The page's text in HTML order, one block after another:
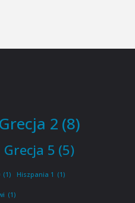
Grecja 2 (8)
Grecja 5 (5)
(1) Hiszpania 1 (1)
(1)